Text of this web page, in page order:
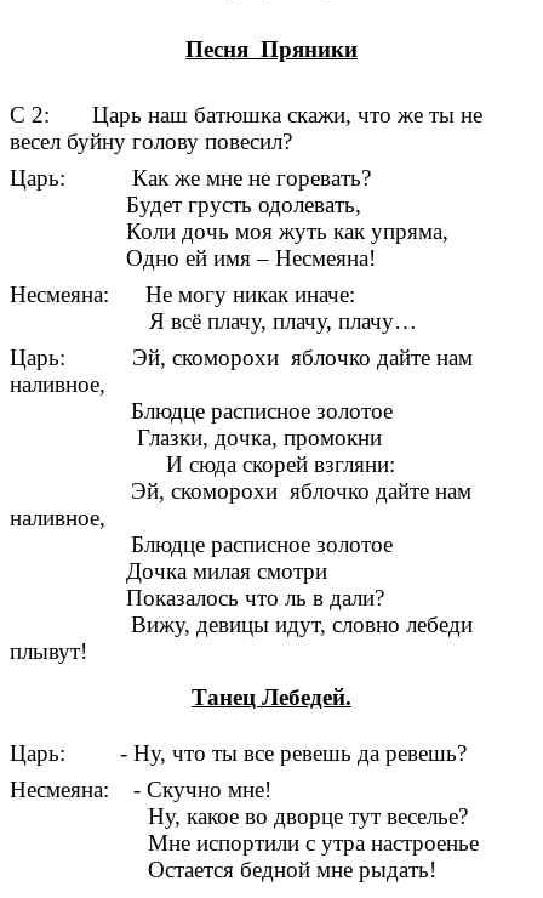
Песня Пряники
С 2: Царь наш батюшка скажи, что же ты не
весел буйну голову повесил?
Царь:
Как же мне не горевать?
Будет грусть одолевать,
Коли дочь моя жуть как упряма,
Одно ей имя – Несмеяна!
Несмеяна: Не могу никак иначе:
Я всё плачу, плачу, плачу…
Царь: Эй, скоморохи яблочко дайте нам
наливное,
Блюдце расписное золотое
Глазки, дочка, промокни
скорей взгляни:
Эй, скоморохи яблочко дайте нам
наливное,
Блюдце расписное золотое
Дочка милая смотри
Показалось что ль в дали?
Вижу, девицы идут, словно лебеди
плывут!
Танец Лебедей.
Царь: - Ну, что ты все ревешь да ревешь?
Несмеяна: - Скучно мне!
Ну, какое во дворце тут веселье?
Мне испортили с утра настроенье
Остается бедной мне рыдать!